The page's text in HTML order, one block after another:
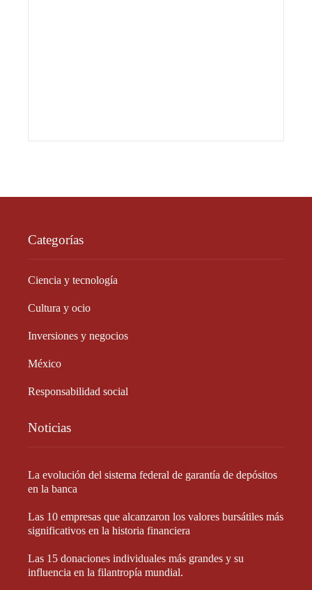
Categorías
Ciencia y tecnología
Cultura y ocio
Inversiones y negocios
México
Responsabilidad social
Noticias
La evolución del sistema federal de garantía de depósitos
en la banca
Las 10 empresas que alcanzaron los valores bursátiles más
significativos en la historia financiera
Las 15 donaciones individuales más grandes y su
influencia en la filantropía mundial.